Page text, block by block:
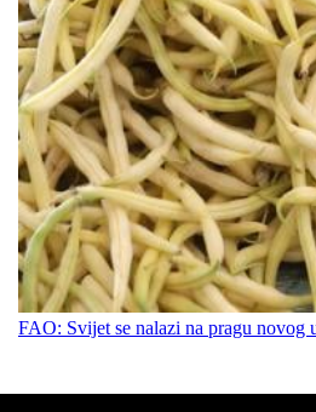
FAO: Svijet se nalazi na pragu novog